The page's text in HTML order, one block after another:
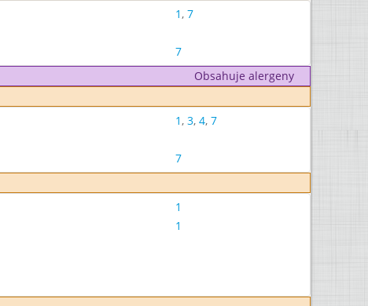
1, 7
7
Obsahuje alergeny
1, 3, 4, 7
7
1
1